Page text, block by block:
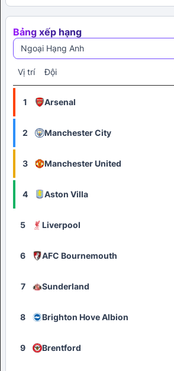
Bảng xếp hạng
Ngoại Hạng Anh
Vị trí Đội
1 Arsenal
2 Manchester City
3 Manchester United
4 Aston Villa
5 Liverpool
6 AFC Bournemouth
7 Sunderland
8 Brighton Hove Albion
9 Brentford